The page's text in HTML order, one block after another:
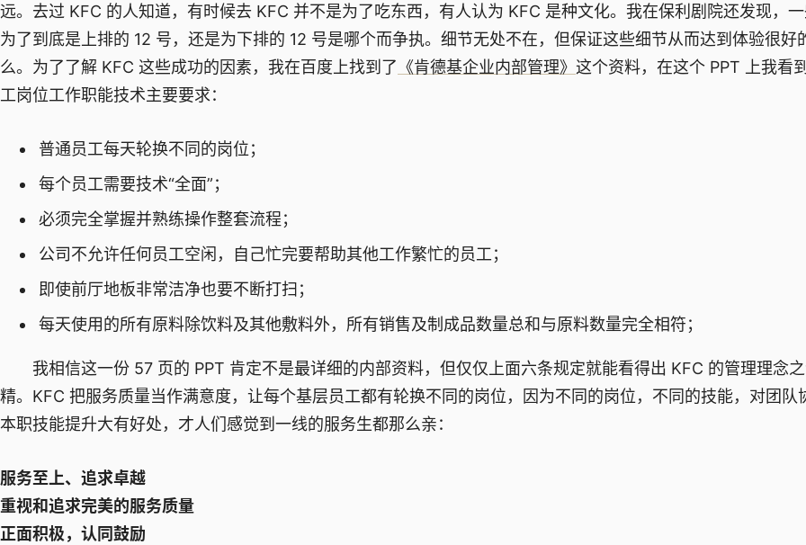
远。去过 KFC 的人知道，有时候去 KFC 并不是为了吃东西，有人认为 KFC 是种文化。我在保利剧院还发现，
为了到底是上排的 12 号，还是为下排的 12 号是哪个而争执。细节无处不在，但保证这些细节从而达到体验很好
么。为了了解 KFC 这些成功的因素，我在百度上找到了 《肯德基企业内部管理》 这个资料，在这个 PPT 上我看
工岗位工作职能技术主要要求：
普通员工每天轮换不同的岗位；
每个员工需要技术“全面”；
必须完全掌握并熟练操作整套流程；
公司不允许任何员工空闲，自己忙完要帮助其他工作繁忙的员工；
即使前厅地板非常洁净也要不断打扫；
每天使用的所有原料除饮料及其他敷料外，所有销售及制成品数量总和与原料数量完全相符；
我相信这一份 57 页的 PPT 肯定不是最详细的内部资料，但仅仅上面六条规定就能看得出 KFC 的管理理念
精。KFC 把服务质量当作满意度，让每个基层员工都有轮换不同的岗位，因为不同的岗位，不同的技能，对团队
本职技能提升大有好处，才人们感觉到一线的服务生都那么亲：
服务至上、追求卓越
重视和追求完美的服务质量
正面积极，认同鼓励